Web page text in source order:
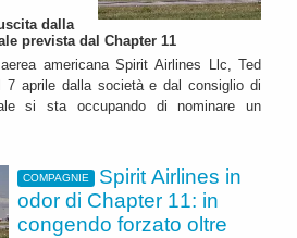
dalla
prevista dal Chapter 11
americana Spirit Airlines Llc, Ted
aprile dalla società e dal consiglio di
si sta occupando di nominare un
COMPAGNIE
Spirit Airlines in
odor di Chapter 11: in
congendo forzato oltre